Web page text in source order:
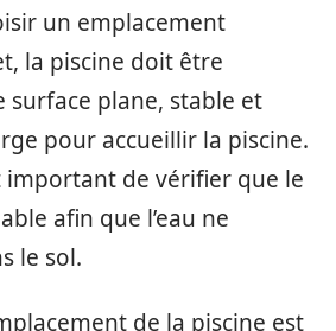
un emplacement
la piscine doit être
surface plane, stable et
pour accueillir la piscine.
important de vérifier que le
afin que l’eau ne
le sol.
de la piscine est